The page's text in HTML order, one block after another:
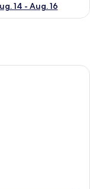
14 - Aug. 16
mit Bett,